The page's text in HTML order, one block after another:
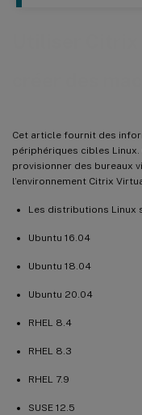
Cet article fournit des
périphériques cibles
provisionner des bureaux
l’environnement Citrix
Les distributions Linux
Ubuntu 16.04
Ubuntu 18.04
Ubuntu 20.04
RHEL 8.4
RHEL 8.3
RHEL 7.9
SUSE 12.5